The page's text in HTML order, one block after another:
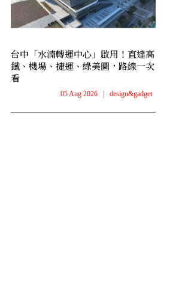
台中「水湳轉運中心」啟用！直達高
鐵、機場、捷運、綠美圖，路線一次
看
05 Aug 2026 design&gadget